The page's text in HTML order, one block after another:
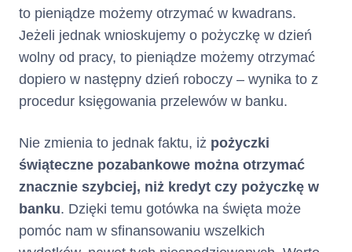
to pieniądze możemy otrzymać w kwadrans.
Jeżeli jednak wnioskujemy o pożyczkę w dzień
wolny od pracy, to pieniądze możemy otrzymać
dopiero w następny dzień roboczy – wynika to z
procedur księgowania przelewów w banku.
Nie zmienia to jednak faktu, iż pożyczki
świąteczne pozabankowe można otrzymać
znacznie szybciej, niż kredyt czy pożyczkę w
banku. Dzięki temu gotówka na święta może
pomóc nam w sfinansowaniu wszelkich